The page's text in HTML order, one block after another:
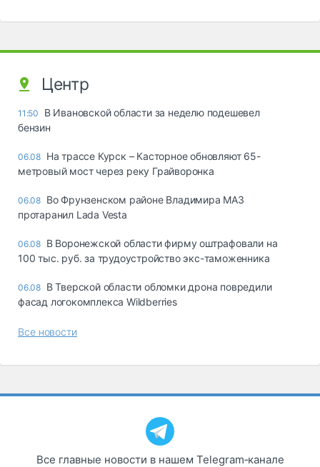
Центр
11:50
В Ивановской области за неделю подешевел
бензин
06.08 На трассе Курск – Касторное обновляют 65-
метровый мост через реку Грайворонка
06.08 Во Фрунзенском районе Владимира МАЗ
протаранил Lada Vesta
06.08 В Воронежской области фирму оштрафовали на
100 тыс. руб. за трудоустройство экс-таможенника
06.08 В Тверской области обломки дрона повредили
фасад логокомплекса Wildberries
Все новости
Все главные новости в нашем Telegram‑канале